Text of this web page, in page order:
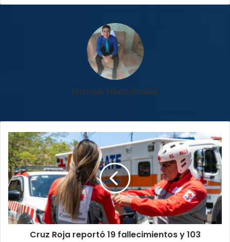
Ismael Hernández
Cruz
Roja
reportó
19
fallecimientos
y
103
traslados
en
condiciónCruz Roja reportó 19 fallecimientos y 103